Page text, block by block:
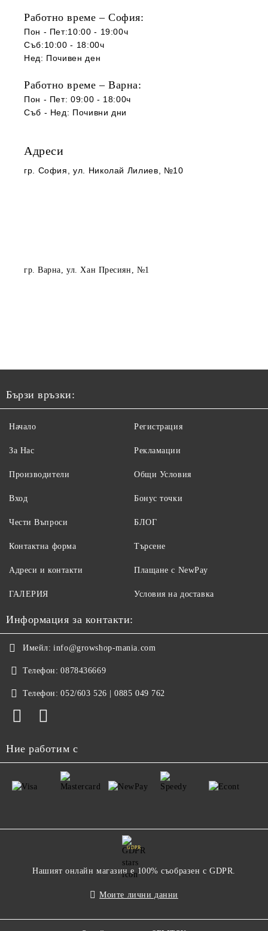
Работно време – София:
Пон - Пет:10:00 - 19:00ч
Съб:10:00 - 18:00ч
Нед: Почивен ден
Работно време – Варна:
Пон - Пет: 09:00 - 18:00ч
Съб - Нед: Почивни дни
Адреси
гр. София , ул. Николай Лилиев, №10
гр. Варна, ул. Хан Пресиян, №1
Бързи връзки:
Начало
За Нас
Производители
Вход
Регистрация
Рекламации
Общи Условия
Бонус точки
Чести Въпроси
Контактна форма
Адреси и контакти
ГАЛЕРИЯ
БЛОГ
Търсене
Плащане с NewPay
Условия на доставка
Информация за контакти:
Имейл: info@growshop-mania.com
Телефон: 0878436669
Телефон: 052/603 526 | 0885 049 762
Ние работим с
GDPR
Нашият онлайн магазин е 100% съобразен с GDPR.
Моите лични данни